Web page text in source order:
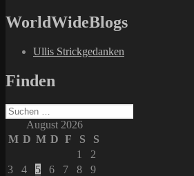
WorldWideBlogs
Ullis Strickgedanken
Finden
Suchen
nach:August 2026
M D M D F S
S
1
2
3
4 5 6 7 8
9